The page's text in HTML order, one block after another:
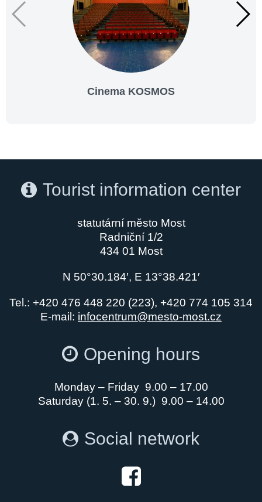
Cinema KOSMOS
Tourist information center
statutární město Most
Radniční 1/2
434 01 Most
N 50°30.184′, E 13°38.421′
Tel.: +420 476 448 220 (223), +420 774 105 314
E-mail: infocentrum@mesto-most.cz
Opening hours
Monday – Friday 9.00 – 17.00
Saturday (1. 5. – 30. 9.) 9.00 – 14.00
Social network